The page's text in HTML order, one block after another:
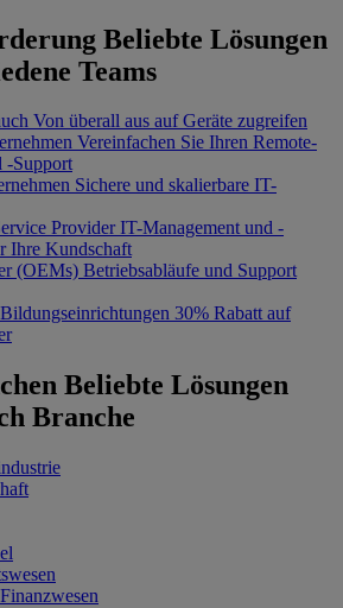
Beliebte Lösungen
Teams
Von überall aus auf Geräte zugreifen
Vereinfachen Sie Ihren Remote-
-Support
Sichere und skalierbare IT-
Provider IT-Management und -
Ihre Kundschaft
(OEMs) Betriebsabläufe und Support
30% Rabatt auf
Beliebte Lösungen
Branche